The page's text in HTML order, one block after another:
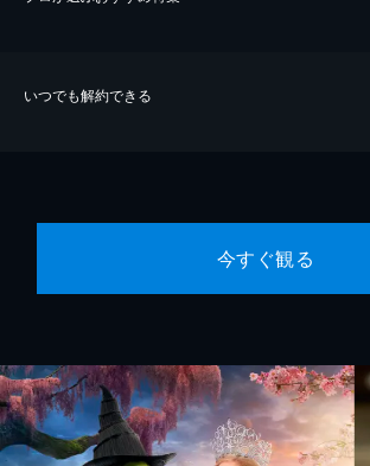
いつでも解約できる
今すぐ観る